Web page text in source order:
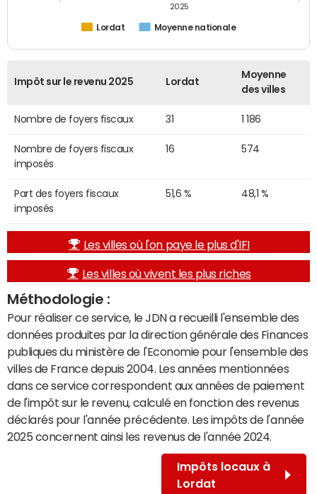
Lordat Moyenne nationale
2025
Impôt sur le revenu 2025 Lordat
Moyenne
des villes
Nombre de foyers fiscaux 31 1 186
Nombre de foyers fiscaux
imposés
16 574
Part des foyers fiscaux
imposés
51,6 % 48,1 %
Les villes où l'on paye le plus d'IFI
Les villes où vivent les plus riches
Méthodologie :
Pour réaliser ce service, le JDN a recueilli l'ensemble des
données produites par la direction générale des Finances
publiques du ministère de l'Economie pour l'ensemble des
villes de France depuis 2004. Les années mentionnées
dans ce service correspondent aux années de paiement
de l'impôt sur le revenu, calculé en fonction des revenus
déclarés pour l'année précédente. Les impôts de l'année
2025 concernent ainsi les revenus de l'année 2024.
Impôts locaux à
Lordat